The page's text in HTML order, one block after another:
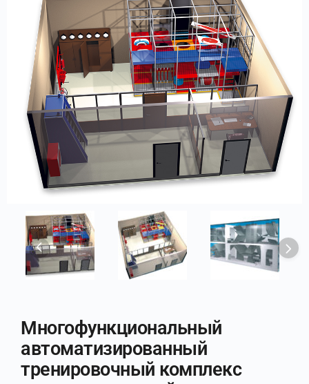
Многофункциональный
автоматизированный
тренировочный комплекс